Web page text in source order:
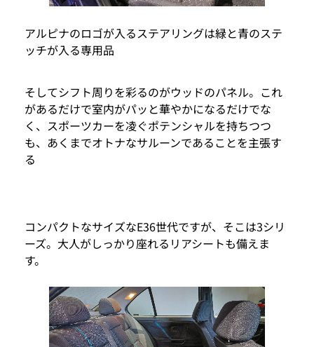
アルピナのロゴが入るステアリングは緑と青のステ
ッチが入る専用品
そしてシフト周りを彩るのがウッドのパネル。これ
があるだけで室内がパッと華やかになるだけでな
く、スポーツカーを凌ぐポテンシャルを持ちつつ
も、あくまでオトナなサルーンであることを主張す
る
コンパクトなサイズなE36世代ですが、そこは3シリ
ーズ。大人がしっかり座れるリアシートも備えま
す。